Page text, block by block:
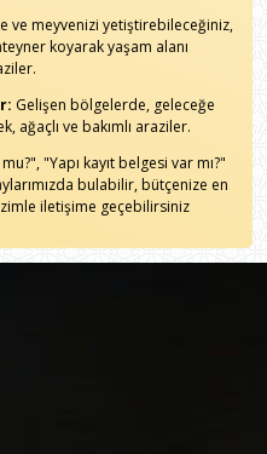
ve meyvenizi yetiştirebileceğiniz,
koyarak yaşam alanı
Gelişen bölgelerde, geleceğe
ağaçlı ve bakımlı araziler.
"Yapı kayıt belgesi var mı?"
bulabilir, bütçenize en
iletişime geçebilirsiniz